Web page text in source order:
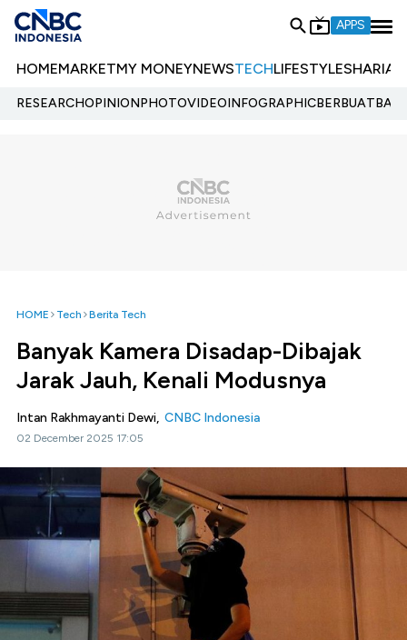
APPS
HOMEMARKETMY MONEYNEWSTECHLIFESTYLESHARIA
RESEARCHOPINIONPHOTOVIDEOINFOGRAPHIC
HOME Tech Berita Tech
Banyak Kamera Disadap-Dibajak
Jarak Jauh, Kenali Modusnya
Intan Rakhmayanti Dewi, CNBC Indonesia
02 December 2025 17:05